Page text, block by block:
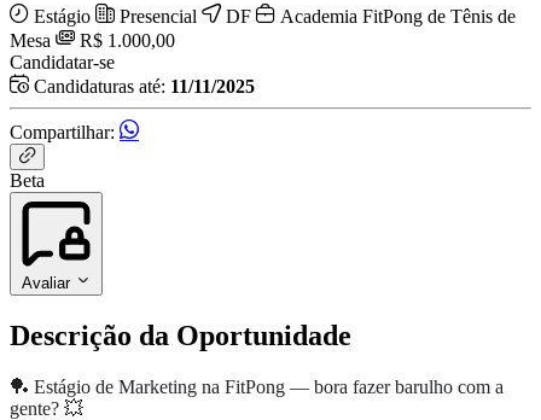
Estágio Presencial DF
Academia FitPong de Tênis de
Mesa
R$ 1.000,00
Candidatar-se
Candidaturas até: 11/11/2025
Compartilhar:
Beta
Avaliar
Descrição da Oportunidade
🏓 Estágio de Marketing na FitPong — bora fazer barulho com a
gente? 💥